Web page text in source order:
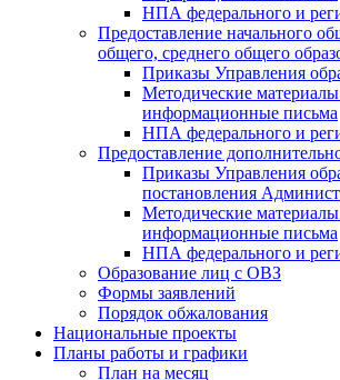
НПА федерального и
Предоставление начального
общего, среднего общего
Приказы Управления
Методические
информационные письма
НПА федерального и
Предоставление
Приказы Управления
постановления
Методические
информационные письма
НПА федерального и
Образование лиц с ОВЗ
Формы заявлений
Порядок обжалования
Национальные проекты
Планы работы и графики
План на месяц